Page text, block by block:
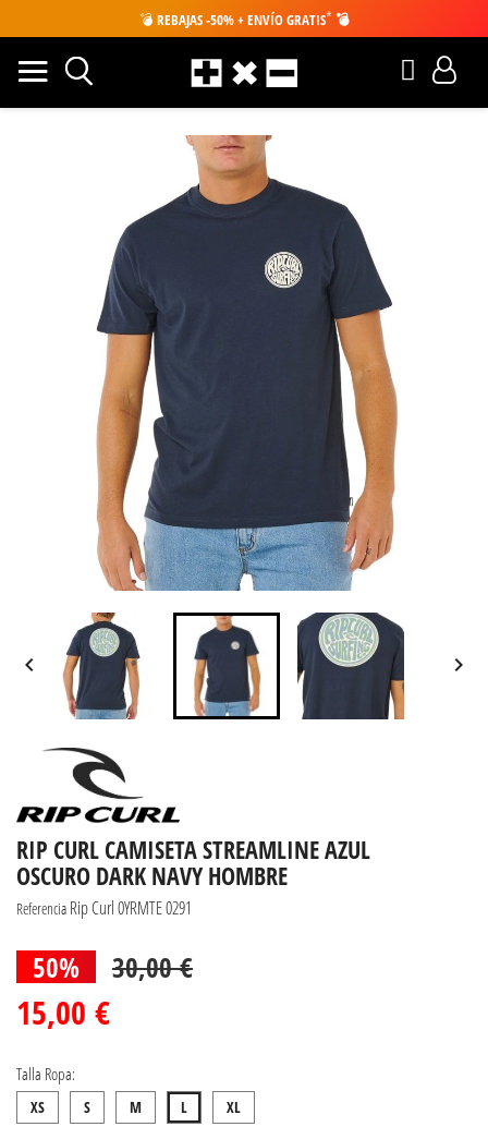
💣 REBAJAS -50% + ENVÍO GRATIS* 💣
 
RIP CURL CAMISETA STREAMLINE AZUL
OSCURO DARK NAVY HOMBRE
Referencia Rip Curl 0YRMTE 0291
50% 30,00 €
15,00 €
Talla Ropa:
XS S M L XL